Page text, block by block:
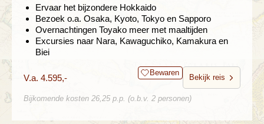
Ervaar het bijzondere Hokkaido
Bezoek o.a. Osaka, Kyoto, Tokyo en Sapporo
Overnachtingen Toyako meer met maaltijden
Excursies naar Nara, Kawaguchiko, Kamakura en
Biei
V.a. 4.595,- Bewaren
Bekijk reis
Bijkomende kosten 26,25 p.p. (o.b.v. 2 personen)